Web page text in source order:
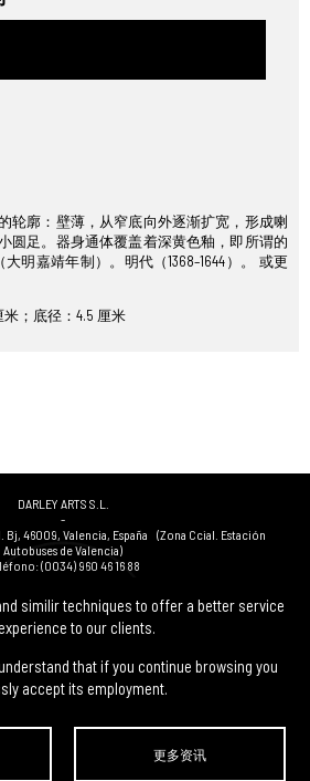
similir techniques to offer a better service
to our clients.
that if you continue browsing you
accept its employment.
更多资讯
轮廓：壁薄，从窄底向外逐渐扩宽，形成喇
圆足。器身通体覆盖着深黄色釉，即所谓的
明嘉靖年制）。明代（1368–1644）。 或更
；底径：4.5 厘米
DARLEY ARTS S.L.
-
Bj, 46009, Valencia, España (Zona Ccial. Estación
Autobuses de Valencia)
(0034) 960 46 16 88
(0034) 963 40 48 21
-
669 53 68 89 (solo WhatsApp)
info@subastasdarley.com